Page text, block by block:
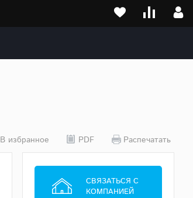
В избранное PDF Распечатать
СВЯЗАТЬСЯ С
КОМПАНИЕЙ